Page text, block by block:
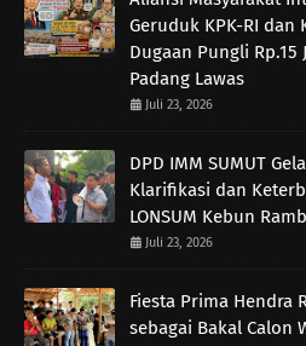
Geruduk KPK-RI dan
Dugaan Pungli
Padang Lawas
Juli 23, 2026
DPD IMM SUMUT
Klarifikasi dan
LONSUM Kebun
Juli 23, 2026
Fiesta Prima Hendra
sebagai Bakal Calon